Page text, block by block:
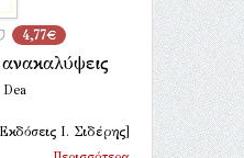
4,77€
Ι. Σιδέρης]